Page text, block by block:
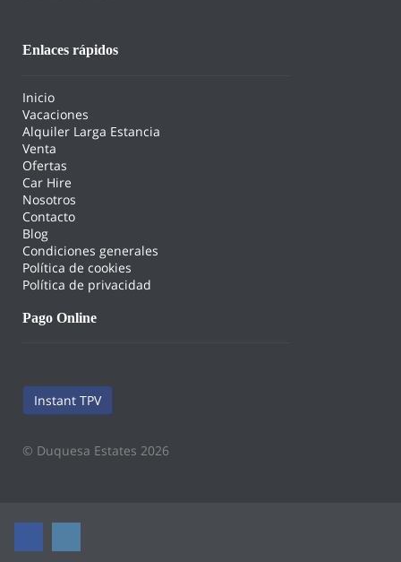
Enlaces rápidos
Inicio
Vacaciones
Alquiler Larga Estancia
Venta
Ofertas
Car Hire
Nosotros
Contacto
Blog
Condiciones generales
Política de cookies
Política de privacidad
Pago Online
Instant TPV
© Duquesa Estates 2026